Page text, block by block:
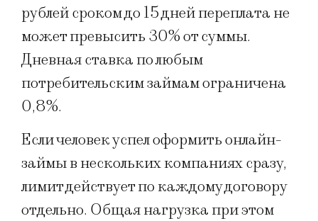
рублей сроком до 15 дней переплата не
может превысить 30% от суммы.
Дневная ставка по любым
потребительским займам ограничена
0,8%.
Если человек успел оформить онлайн-
займы в нескольких компаниях сразу,
лимит действует по каждому договору
отдельно. Общая нагрузка при этом